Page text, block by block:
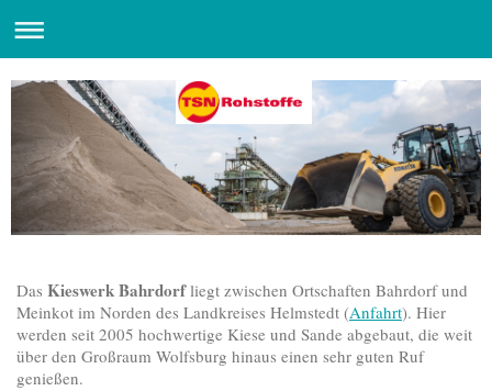
Das Kieswerk Bahrdorfliegt zwischen Ortschaften Bahrdorf und
Meinkot im Norden des Landkreises Helmstedt (Anfahrt). Hier
werden seit 2005 hochwertige Kiese und Sande abgebaut, die weit
über den Großraum Wolfsburg hinaus einen sehr guten Ruf
genießen.